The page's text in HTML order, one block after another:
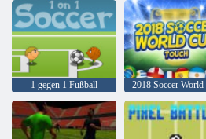
1 gegen 1 Fußball